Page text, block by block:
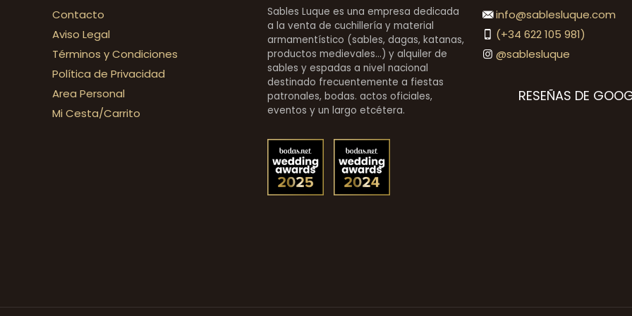
niquel.
Ref.
cantidad
Contacto
Aviso Legal
Términos y Condiciones
Política de Privacidad
Area Personal
Mi Cesta/Carrito
Sables Luque es una empresa dedicada
a la venta de cuchillería y material
armamentístico (sables, dagas, katanas,
productos medievales...) y alquiler de
sables y espadas a nivel nacional
destinado frecuentemente a fiestas
patronales, bodas. actos oficiales,
eventos y un largo etcétera.
info@sablesluque.com
(+34 622 105 981)
@sablesluque
RESEÑAS DE